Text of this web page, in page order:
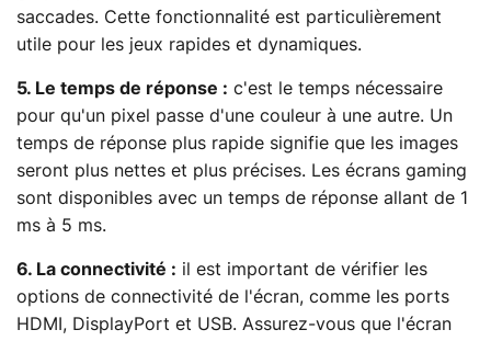
saccades. Cette fonctionnalité est particulièrement
utile pour les jeux rapides et dynamiques.
5. Le temps de réponse : c'est le temps nécessaire
pour qu'un pixel passe d'une couleur à une autre. Un
temps de réponse plus rapide signifie que les images
seront plus nettes et plus précises. Les écrans gaming
sont disponibles avec un temps de réponse allant de 1
ms à 5 ms.
6. La connectivité : il est important de vérifier les
options de connectivité de l'écran, comme les ports
HDMI, DisplayPort et USB. Assurez-vous que l'écran